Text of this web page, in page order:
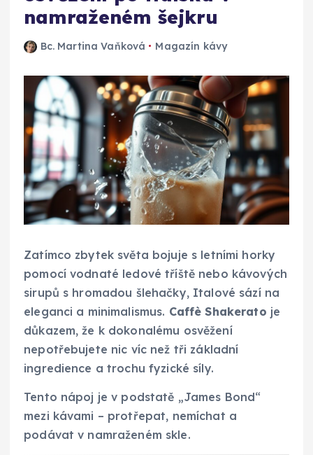
namraženém šejkru
Bc. Martina Vaňková Magazín kávy
Zatímco zbytek světa bojuje s letními horky
pomocí vodnaté ledové tříště nebo kávových
sirupů s hromadou šlehačky, Italové sází na
eleganci a minimalismus. Caffè Shakerato je
důkazem, že k dokonalému osvěžení
nepotřebujete nic víc než tři základní
ingredience a trochu fyzické síly.
Tento nápoj je v podstatě „James Bond“
mezi kávami – protřepat, nemíchat a
podávat v namraženém skle.